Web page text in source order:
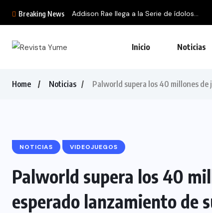
Breaking News Addison Rae llega a la Serie de ídolos...
Inicio Noticias
Home Noticias Palworld supera los 40 millones de
NOTICIAS VIDEOJUEGOS
Palworld supera los 40
esperado lanzamiento de